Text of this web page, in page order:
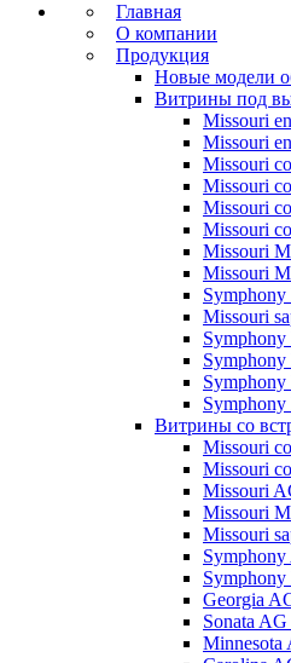
Главная
О компании
Продукция
Новые модели
Витрины под
Missouri
Missouri
Missouri
Missouri
Missouri
Missouri
Missouri
Missouri
Missouri
Витрины со
Missouri
Missouri
Missouri
Missouri
Missouri
Georgia
Sonata AG
Minnesota